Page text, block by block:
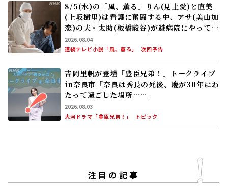
8/5(水)の「風、薫る」りん(見上愛)と直美
(上坂樹里)は看護に奮闘する中、アサ(美山加
恋)の夫・太助(板橋駿谷)が避病院にやってく
る
2026.08.04
連続テレビ小説「風、薫る」
次回予告
吉岡里帆が登壇「豊臣兄弟！」トークライブ
in奈良市「奈良は秀長の死後、慶が30年にわ
たって過ごした場所……」
2026.08.03
大河ドラマ「豊臣兄弟！」
トピック
注目の記事